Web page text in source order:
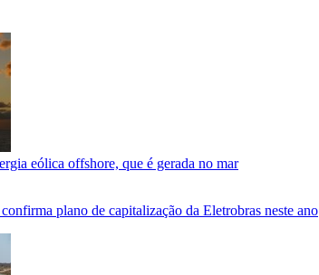
eólica offshore, que é gerada no mar
plano de capitalização da Eletrobras neste ano